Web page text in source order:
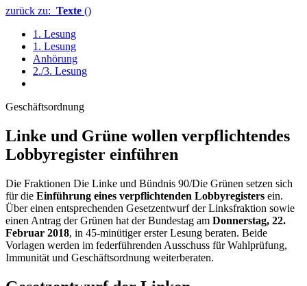
zurück zu: Texte ()
1. Lesung
1. Lesung
Anhörung
2./3. Lesung
Geschäftsordnung
Linke und Grüne wollen ver­pflich­tendes
Lobby­register einführen
Die Fraktionen Die Linke und Bündnis 90/Die Grünen setzen sich
für die Einführung eines verpflichtenden Lobbyregisters ein.
Über einen entsprechenden Gesetzentwurf der Linksfraktion sowie
einen Antrag der Grünen hat der Bundestag am Donnerstag, 22.
Februar 2018, in 45-minütiger erster Lesung beraten. Beide
Vorlagen werden im federführenden Ausschuss für Wahlprüfung,
Immunität und Geschäftsordnung weiterberaten.